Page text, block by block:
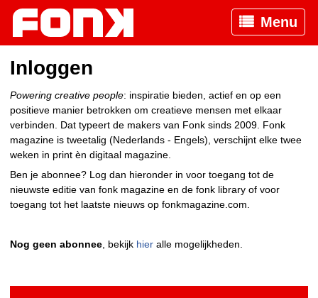
Menu
Inloggen
Powering creative people: inspiratie bieden, actief en op een
positieve manier betrokken om creatieve mensen met elkaar
verbinden. Dat typeert de makers van Fonk sinds 2009. Fonk
magazine is tweetalig (Nederlands - Engels), verschijnt elke twee
weken in print èn digitaal magazine.
Ben je abonnee? Log dan hieronder in voor toegang tot de
nieuwste editie van fonk magazine en de fonk library of voor
toegang tot het laatste nieuws op fonkmagazine.com.
Nog geen abonnee , bekijk hier alle mogelijkheden.